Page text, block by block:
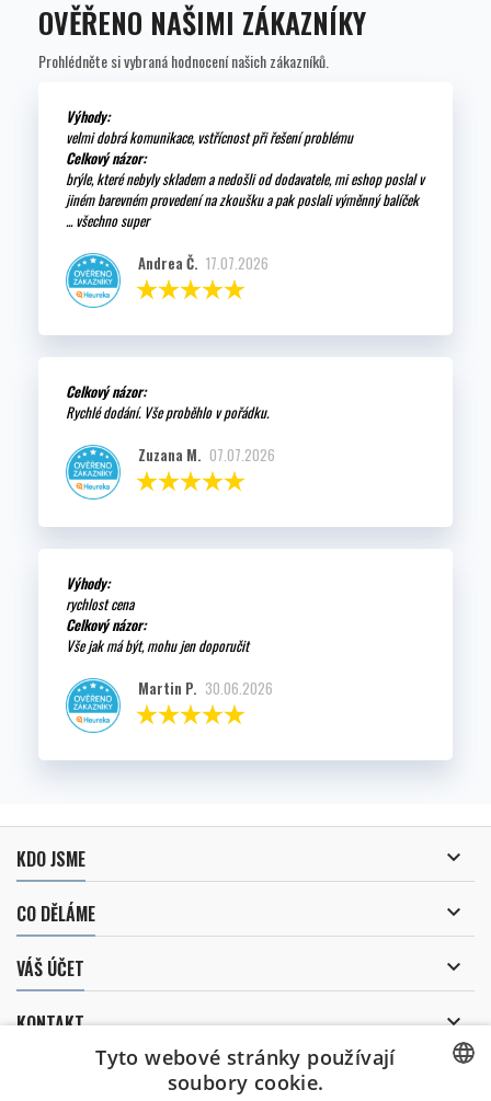
OVĚŘENO NAŠIMI ZÁKAZNÍKY
Prohlédněte si vybraná hodnocení našich zákazníků.
Výhody:
velmi dobrá komunikace, vstřícnost při řešení problému
Celkový názor:
brýle, které nebyly skladem a nedošli od dodavatele, mi eshop poslal v
jiném barevném provedení na zkoušku a pak poslali výměnný balíček
... všechno super
Andrea Č. 17.07.2026
Celkový názor:
Rychlé dodání. Vše proběhlo v pořádku.
Zuzana M. 07.07.2026
Výhody:
rychlost cena
Celkový názor:
Vše jak má být, mohu jen doporučit
Martin P. 30.06.2026
KDO JSME 
CO DĚLÁME 
VÁŠ ÚČET 
KONTAKT 
ODBĚR NOVINEK
Tyto webové stránky používají
soubory cookie.